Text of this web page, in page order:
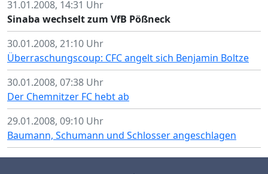
31.01.2008, 14:31 Uhr
Sinaba wechselt zum VfB Pößneck
30.01.2008, 21:10 Uhr
Überraschungscoup: CFC angelt sich Benjamin Boltze
30.01.2008, 07:38 Uhr
Der Chemnitzer FC hebt ab
29.01.2008, 09:10 Uhr
Baumann, Schumann und Schlosser angeschlagen